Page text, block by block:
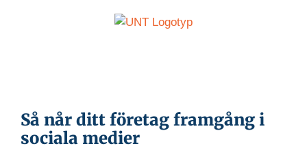
Så når ditt företag framgång i
sociala medier